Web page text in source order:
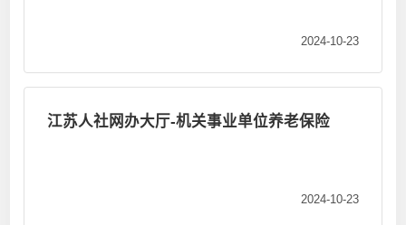
2024-10-23
江苏人社网办大厅-机关事业单位养老保险
2024-10-23